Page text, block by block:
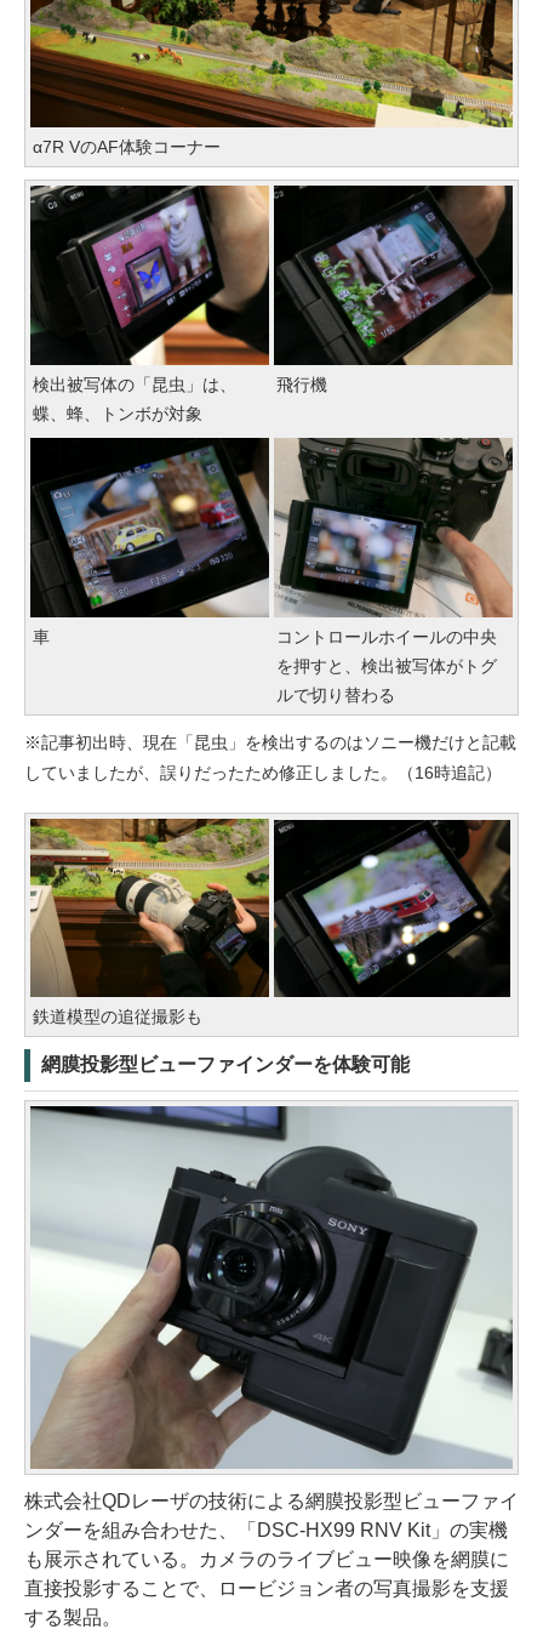
α7R VのAF体験コーナー
検出被写体の「昆虫」は、
蝶、蜂、トンボが対象
飛行機
車
コントロールホイールの中央
を押すと、検出被写体がトグ
ルで切り替わる
※記事初出時、現在「昆虫」を検出するのはソニー機だけと記載
していましたが、誤りだったため修正しました。（16時追記）
鉄道模型の追従撮影も
網膜投影型ビューファインダーを体験可能
株式会社QDレーザの技術による網膜投影型ビューファイ
ンダーを組み合わせた、「DSC-HX99 RNV Kit」の実機
も展示されている。カメラのライブビュー映像を網膜に
直接投影することで、ロービジョン者の写真撮影を支援
する製品。